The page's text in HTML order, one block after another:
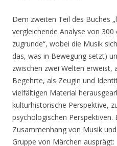
Dem zweiten Teil des Buches
vergleichende Analyse von
zugrunde“, wobei die Musik
das, was in Bewegung setzt)
zwischen zwei Welten erweist,
Begehrte, als Zeugin und
vielfältigen Material
kulturhistorische Perspektive,
psychologischen
Zusammenhang von Musik
Gruppe von Märchen ausprägt: